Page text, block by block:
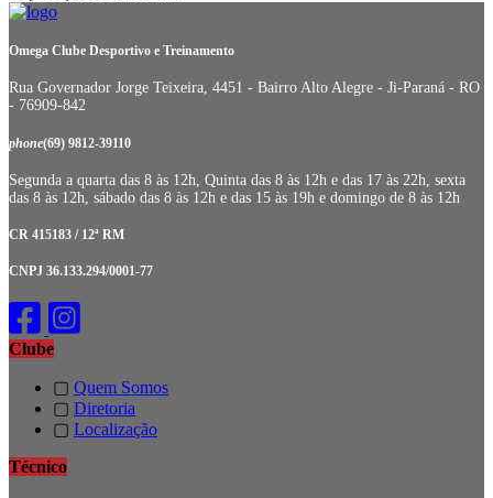
Omega Clube Desportivo e Treinamento
Rua Governador Jorge Teixeira, 4451 - Bairro Alto Alegre - Ji-Paraná - RO
- 76909-842
phone(69) 9812-39110
Segunda a quarta das 8 às 12h, Quinta das 8 às 12h e das 17 às 22h, sexta
das 8 às 12h, sábado das 8 às 12h e das 15 às 19h e domingo de 8 às 12h
CR 415183 / 12ª RM
CNPJ 36.133.294/0001-77
Clube
▢ Quem Somos
▢ Diretoria
▢ Localização
Técnico